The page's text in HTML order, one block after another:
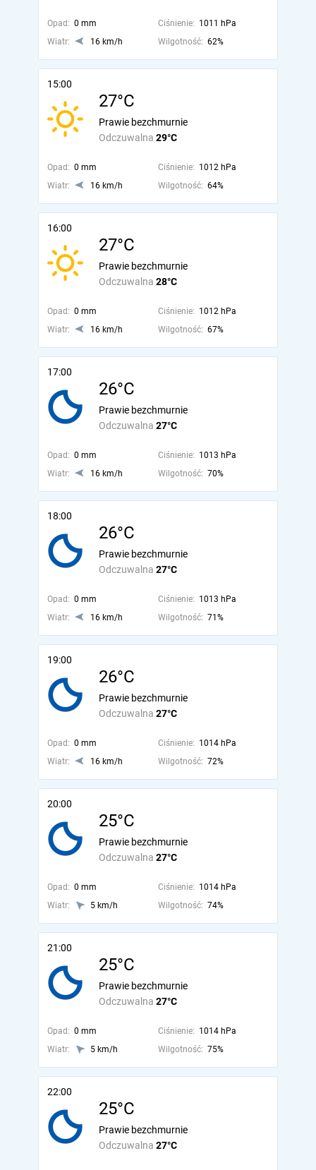
Opad: 0 mm Ciśnienie: 1011 hPa
Wiatr:
16 km/h Wilgotność: 62%
15:00
27°C
Odczuwalna 29°C
Prawie bezchmurnie
Opad: 0 mm Ciśnienie: 1012 hPa
Wiatr:
16 km/h Wilgotność: 64%
16:00
27°C
Odczuwalna 28°C
Prawie bezchmurnie
Opad: 0 mm Ciśnienie: 1012 hPa
Wiatr:
16 km/h Wilgotność: 67%
17:00
26°C
Odczuwalna 27°C
Prawie bezchmurnie
Opad: 0 mm Ciśnienie: 1013 hPa
Wiatr:
16 km/h Wilgotność: 70%
18:00
26°C
Odczuwalna 27°C
Prawie bezchmurnie
Opad: 0 mm Ciśnienie: 1013 hPa
Wiatr:
16 km/h Wilgotność: 71%
19:00
26°C
Odczuwalna 27°C
Prawie bezchmurnie
Opad: 0 mm Ciśnienie: 1014 hPa
Wiatr:
16 km/h Wilgotność: 72%
20:00
25°C
Odczuwalna 27°C
Prawie bezchmurnie
Opad: 0 mm Ciśnienie: 1014 hPa
Wiatr:
5 km/h Wilgotność: 74%
21:00
25°C
Odczuwalna 27°C
Prawie bezchmurnie
Opad: 0 mm Ciśnienie: 1014 hPa
Wiatr:
5 km/h Wilgotność: 75%
22:00
25°C
Odczuwalna 27°C
Prawie bezchmurnie